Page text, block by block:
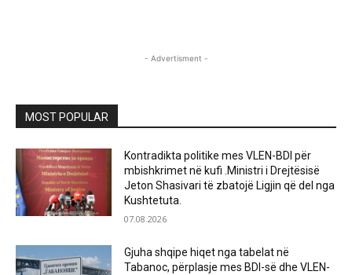
- Advertisment -
MOST POPULAR
Kontradikta politike mes VLEN-BDI për
mbishkrimet në kufi .Ministri i Drejtësisë
Jeton Shasivari të zbatojë Ligjin që del nga
Kushtetuta.
07.08.2026
Gjuha shqipe hiqet nga tabelat në
Tabanoc, përplasje mes BDI-së dhe VLEN-